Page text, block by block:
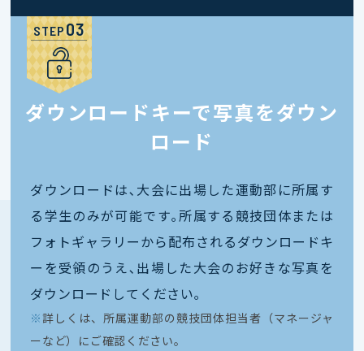
STEP
ダウンロードキーで写真をダウン
ロード
ダウンロードは､大会に出場した運動部に所属す
る学生のみが可能です｡所属する競技団体または
フォトギャラリーから配布されるダウンロードキ
ーを受領のうえ､出場した大会のお好きな写真を
ダウンロードしてください｡
※ 詳しくは、所属運動部の競技団体担当者（マネージャ
ーなど）にご確認ください。